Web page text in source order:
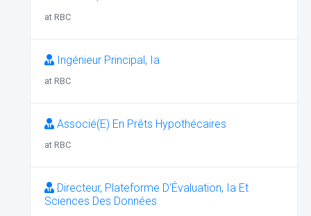
at RBC
Ingénieur Principal, Ia
at RBC
Associé(E) En Prêts Hypothécaires
at RBC
Directeur, Plateforme D’Évaluation, Ia Et
Sciences Des Données